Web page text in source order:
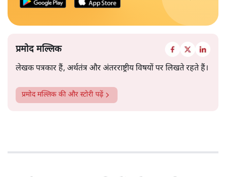
प्रमोद मल्लिक
लेखक पत्रकार हैं, अर्थतंत्र और अंतरराष्ट्रीय विषयों पर लिखते रहते हैं।
प्रमोद मल्लिक की और स्टोरी पढ़ें